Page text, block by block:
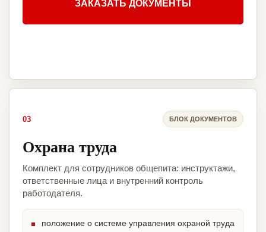
ЗАКАЗАТЬ ДОКУМЕНТЫ
03 БЛОК ДОКУМЕНТОВ
Охрана труда
Комплект для сотрудников общепита: инструктажи,
ответственные лица и внутренний контроль
работодателя.
положение о системе управления охраной труда